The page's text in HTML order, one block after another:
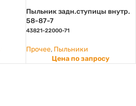
Пыльник задн.ступицы внутр.
58-87-7
43821-22000-71
Прочее, Пыльники
Цена по запросу